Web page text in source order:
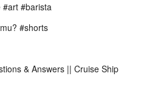
#art #barista
#shorts
& Answers || Cruise Ship